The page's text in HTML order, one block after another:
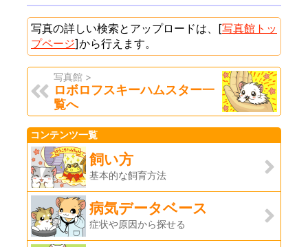
写真の詳しい検索とアップロードは、[写真館トッ
プページ]から行えます。
写真館 >
ロボロフスキーハムスター一
覧へ
コンテンツ一覧
飼い方
基本的な飼育方法
病気データベース
症状や原因から探せる